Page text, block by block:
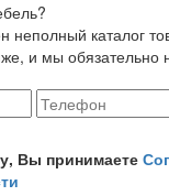
неполный каталог
и мы обязательно
Вы принимаете